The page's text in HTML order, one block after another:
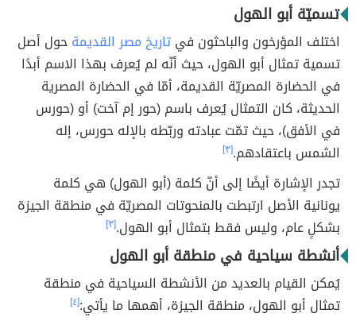
تسميّة أبو الهول
اختلف المؤرخون والباحثون فيتاريخ مصر القديمةحول أصل
تسمية تمثال أبو الهول، حيث أنّه لم يُعرف بهذا الاسم أبدًا
في الحضارة المصريّة القديمة، أمّا في الحضارة المصرية
الحديثة، كان التمثال يُعرف باسم (حور إم آخت) أو (حورس
في الأفق)، حيث تمّت عبادته وربّطه بالإله حورس، إله
الشمس باعتقادهم.[٣]
تجدر الإشارة أيضًا إلى أنّ كلمة (أبو الهول) هي كلمة
يونانية الأصل ارتبطت بالمنحوتات المصريّة في منطقة الجيزة
بشكلٍ عام، وليس فقط بتمثال أبو الهول.[٣]
أنشطة سياحية في منطقة أبو الهول
يُمكن القيام بالعديد من الأنشطة السياحية في منطقة
تمثال أبو الهول، منطقة الجيزة، أهمها ما يأتي:[٤]